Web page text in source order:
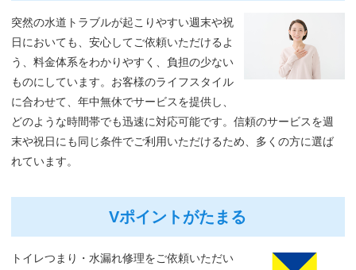
突然の水道トラブルが起こりやすい週末や祝
日においても、安心してご依頼いただけるよ
う、料金体系をわかりやすく、負担の少ない
ものにしています。お客様のライフスタイル
に合わせて、年中無休でサービスを提供し、
どのような時間帯でも迅速に対応可能です。信頼のサービスを週
末や祝日にも同じ条件でご利用いただけるため、多くの方に選ば
れています。
Vポイントがたまる
トイレつまり・水漏れ修理をご依頼いただい